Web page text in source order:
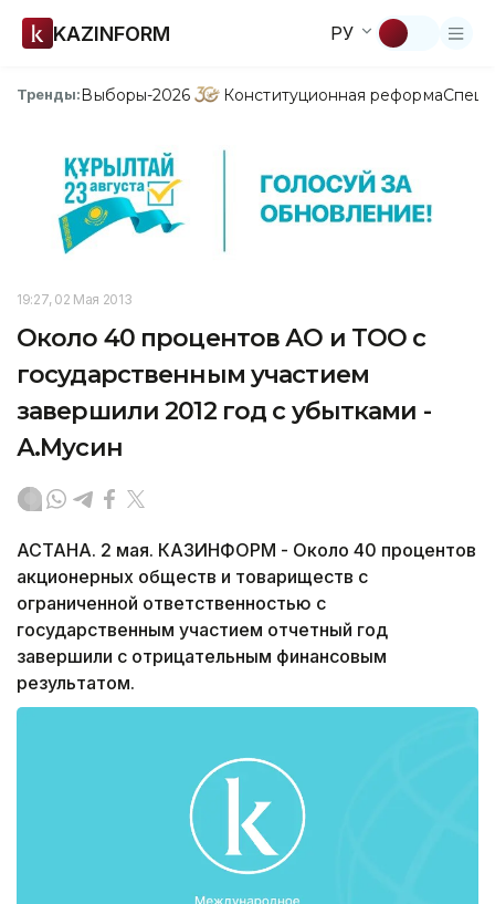
KAZINFORM РУ
Тренды:Выборы-2026 Конституционная реформа
19:27, 02 Мая 2013
Около 40 процентов АО и ТОО с
государственным участием
завершили 2012 год с убытками -
А.Мусин
АСТАНА. 2 мая. КАЗИНФОРМ - Около 40 процентов
акционерных обществ и товариществ с
ограниченной ответственностью с
государственным участием отчетный год
завершили с отрицательным финансовым
результатом.